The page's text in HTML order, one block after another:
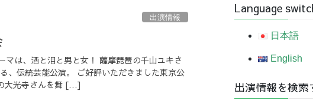
出演情報
は、酒と泪と男と女！ 薩摩琵琶の千山ユキさ
、伝統芸能公演。 ご好評いただきました東京公
大光寺さんを舞 […]
Language
日本語
English
出演情報を検索